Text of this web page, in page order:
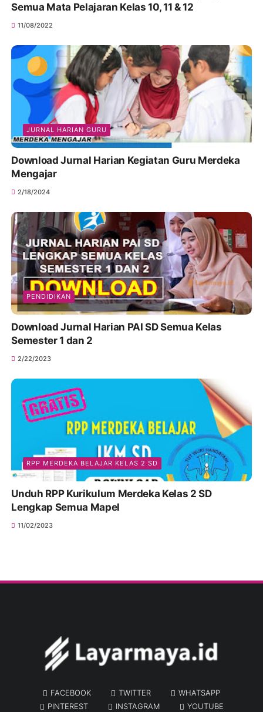
Semua Mata Pelajaran Kelas 10, 11 & 12
11/08/2022
JURNAL HARIAN GURU
Download Jurnal Harian Kegiatan Guru Merdeka
Mengajar
2/18/2024
PENDIDIKAN
Download Jurnal Harian PAI SD Semua Kelas
Semester 1 dan 2
2/22/2023
RPP MERDEKA BELAJAR KELAS 2 SD
Unduh RPP Kurikulum Merdeka Kelas 2 SD
Lengkap Semua Mapel
11/02/2023
FACEBOOK TWITTER
WHATSAPP
PINTEREST
INSTAGRAM YOUTUBE